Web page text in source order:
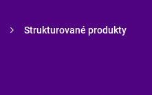
Strukturované produkty